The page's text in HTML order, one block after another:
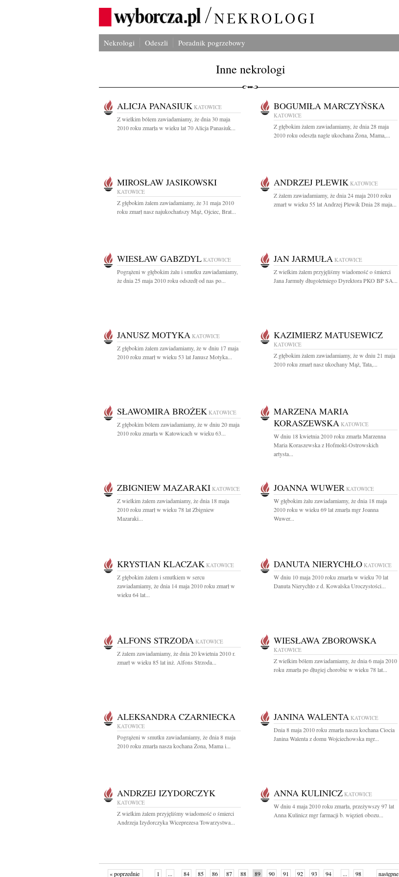
Nekrologi Odeszli Poradnik pogrzebowy
Inne nekrologi
ALICJA PANASIUK KATOWICE
Z wielkim bólem zawiadamiamy, że dnia 30 maja
2010 roku zmarła w wieku lat 70 Alicja Panasiuk...
BOGUMIŁA MARCZYŃSKA
KATOWICE
Z głębokim żalem zawiadamiamy, że dnia 28 maja
2010 roku odeszła nagle ukochana Żona, Mama,...
MIROSŁAW JASIKOWSKI
KATOWICE
Z głębokim żalem zawiadamiamy, że 31 maja 2010
roku zmarł nasz najukochańszy Mąż, Ojciec, Brat...
ANDRZEJ PLEWIK KATOWICE
Z żalem zawiadamiamy, że dnia 24 maja 2010 roku
zmarł w wieku 55 lat Andrzej Plewik Dnia 28 maja...
WIESŁAW GABZDYL KATOWICE
Pogrążeni w głębokim żalu i smutku zawiadamiamy,
że dnia 25 maja 2010 roku odszedł od nas po...
JAN JARMUŁA KATOWICE
Z wielkim żalem przyjęliśmy wiadomość o śmierci
Jana Jarmuły długoletniego Dyrektora PKO BP SA...
JANUSZ MOTYKA KATOWICE
Z głębokim żalem zawiadamiamy, że w dniu 17 maja
2010 roku zmarł w wieku 53 lat Janusz Motyka...
KAZIMIERZ MATUSEWICZ
KATOWICE
Z głębokim żalem zawiadamiamy, że w dniu 21 maja
2010 roku zmarł nasz ukochany Mąż, Tata,...
SŁAWOMIRA BROŻEK KATOWICE
Z głębokim bólem zawiadamiamy, że w dniu 20 maja
2010 roku zmarła w Katowicach w wieku 63...
MARZENA MARIA
KORASZEWSKA KATOWICE
W dniu 18 kwietnia 2010 roku zmarła Marzenna
Maria Koraszewska z Hofmokl-Ostrowskich
artysta...
ZBIGNIEW MAZARAKI KATOWICE
Z wielkim żalem zawiadamiamy, że dnia 18 maja
2010 roku zmarł w wieku 78 lat Zbigniew
Mazaraki...
JOANNA WUWER KATOWICE
W głębokim żalu zawiadamiamy, że dnia 18 maja
2010 roku w wieku 69 lat zmarła mgr Joanna
Wuwer...
KRYSTIAN KLACZAK KATOWICE
Z głębokim żalem i smutkiem w sercu
zawiadamiamy, że dnia 14 maja 2010 roku zmarł w
wieku 64 lat...
DANUTA NIERYCHŁO KATOWICE
W dniu 10 maja 2010 roku zmarła w wieku 70 lat
Danuta Nierychło z d. Kowalska Uroczystości...
ALFONS STRZODA KATOWICE
Z żalem zawiadamiamy, że dnia 20 kwietnia 2010 r.
zmarł w wieku 85 lat inż. Alfons Strzoda...
WIESŁAWA ZBOROWSKA
KATOWICE
Z wielkim bólem zawiadamiamy, że dnia 6 maja 2010
roku zmarła po długiej chorobie w wieku 78 lat...
ALEKSANDRA CZARNIECKA
KATOWICE
Pogrążeni w smutku zawiadamiamy, że dnia 8 maja
2010 roku zmarła nasza kochana Żona, Mama i...
JANINA WALENTA KATOWICE
Dnia 8 maja 2010 roku zmarła nasza kochana Ciocia
Janina Walenta z domu Wojciechowska mgr...
ANDRZEJ IZYDORCZYK
KATOWICE
Z wielkim żalem przyjęliśmy wiadomość o śmierci
Andrzeja Izydorczyka Wiceprezesa Towarzystwa...
ANNA KULINICZ KATOWICE
W dniu 4 maja 2010 roku zmarła, przeżywszy 97 lat
Anna Kulinicz mgr farmacji b. więzień obozu...
« poprzednie 1 ... 84 85 86 87 88 89 90 91 92 93 94 ... 98 następne